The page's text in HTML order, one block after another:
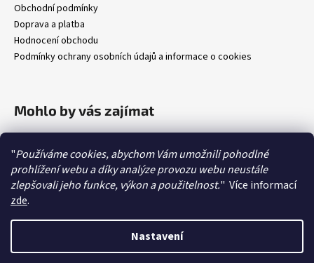
"Používáme cookies, abychom Vám umožnili pohodlné
prohlížení webu a díky analýze provozu webu neustále
zlepšovali jeho funkce, výkon a použitelnost." Více informací
zde.
Nastavení
Obchodní podmínky
Doprava a platba
Hodnocení obchodu
Podmínky ochrany osobních údajů a informace o cookies
Mohlo by vás zajímat
Jak zkrátit opasek
Péče o kožené výrobky
O kůžích
O sponách